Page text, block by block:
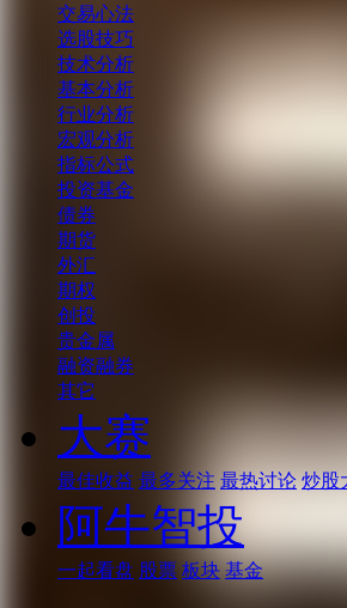
交易心法
选股技巧
技术分析
基本分析
行业分析
宏观分析
指标公式
投资基金
债券
期货
外汇
期权
创投
贵金属
融资融券
其它
大赛
最佳收益 最多关注 最热讨论 炒股
阿牛智投
一起看盘 股票 板块 基金